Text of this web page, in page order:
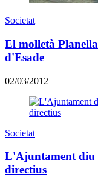
Societat
El molletà
d'Esade
02/03/2012
Societat
L'Ajuntament diu
directius